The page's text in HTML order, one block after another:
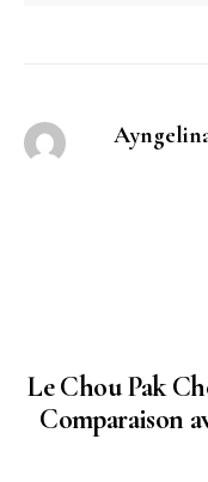
Le Chou Pak
Comparaison